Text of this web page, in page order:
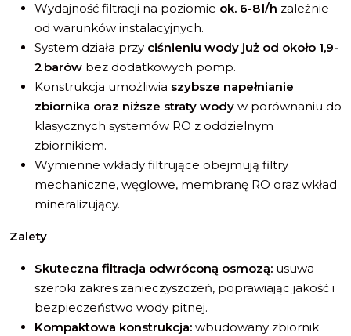
Wydajność filtracji na poziomie ok. 6-8 l/h zależnie
od warunków instalacyjnych.
System działa przy ciśnieniu wody już od około 1,9-
2 barów bez dodatkowych pomp.
Konstrukcja umożliwia szybsze napełnianie
zbiornika oraz niższe straty wody w porównaniu do
klasycznych systemów RO z oddzielnym
zbiornikiem.
Wymienne wkłady filtrujące obejmują filtry
mechaniczne, węglowe, membranę RO oraz wkład
mineralizujący.
Zalety
Skuteczna filtracja odwróconą osmozą: usuwa
szeroki zakres zanieczyszczeń, poprawiając jakość i
bezpieczeństwo wody pitnej.
Kompaktowa konstrukcja: wbudowany zbiornik